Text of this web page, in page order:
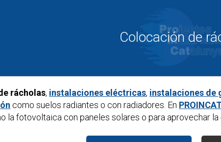
Colocación de
rácholas, instalaciones eléctricas, instalaciones de
como suelos radiantes o con radiadores. En
la fotovoltaica con paneles solares o para aprovechar la